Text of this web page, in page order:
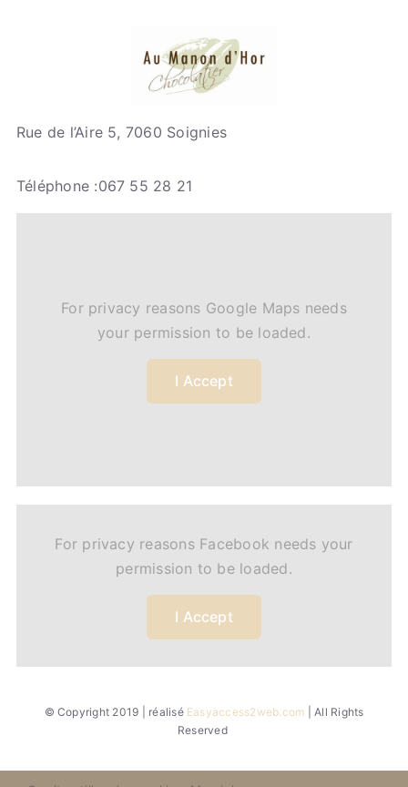
Rue de l’Aire 5, 7060 Soignies
Téléphone :067 55 28 21
For privacy reasons Google Maps needs
your permission to be loaded.
I Accept
For privacy reasons Facebook needs your
permission to be loaded.
I Accept
© Copyright 2019 | réalisé Easyaccess2web.com | All Rights
Reserved